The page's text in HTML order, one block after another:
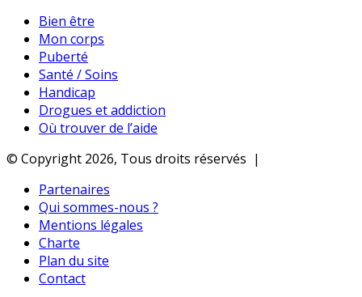
Bien être
Mon corps
Puberté
Santé / Soins
Handicap
Drogues et addiction
Où trouver de l’aide
© Copyright 2026, Tous droits réservés |
Partenaires
Qui sommes-nous ?
Mentions légales
Charte
Plan du site
Contact